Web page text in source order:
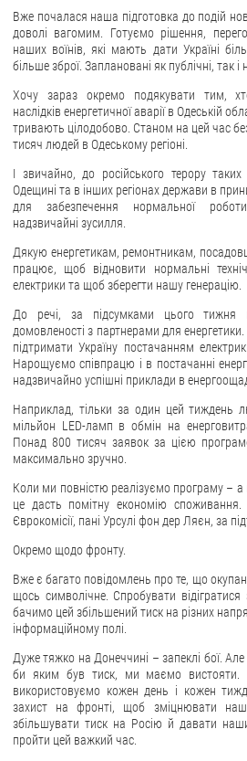
Вже почалася наша підготовка до подій
доволі вагомим. Готуємо рішення,
наших воїнів, які мають дати Україні
більше зброї. Заплановані як публічні, так
Хочу зараз окремо подякувати тим,
наслідків енергетичної аварії в Одеській
тривають цілодобово. Станом на цей час
тисяч людей в Одеському регіоні.
І звичайно, до російського терору
Одещині та в інших регіонах держави в
для забезпечення нормальної роботи
надзвичайні зусилля.
Дякую енергетикам, ремонтникам,
працює, щоб відновити нормальні
електрики та щоб зберегти нашу генерацію.
До речі, за підсумками цього тижня
домовленості з партнерами для
підтримати Україну постачанням
Нарощуємо співпрацю і в постачанні
надзвичайно успішні приклади в
Наприклад, тільки за один цей тиждень
мільйон LED-ламп в обмін на
Понад 800 тисяч заявок за цією
максимально зручно.
Коли ми повністю реалізуємо програму – а
це дасть помітну економію
Єврокомісії, пані Урсулі фон дер Ляєн, за
Окремо щодо фронту.
Вже є багато повідомлень про те, що
щось символічне. Спробувати відігратися
бачимо цей збільшений тиск на різних
інформаційному полі.
Дуже тяжко на Донеччині – запеклі бої.
би яким був тиск, ми маємо вистояти.
використовуємо кожен день і кожен
захист на фронті, щоб зміцнювати
збільшувати тиск на Росію й давати
пройти цей важкий час.